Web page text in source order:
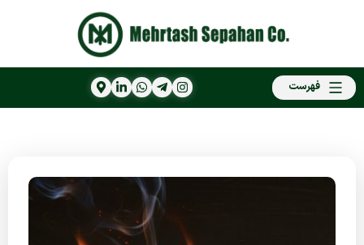
فهرست